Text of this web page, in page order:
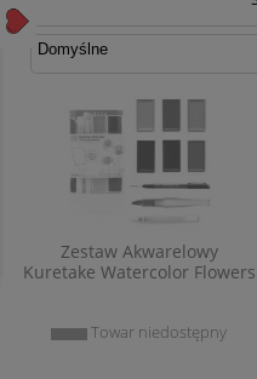
Zestaw Akwarelowy
Kuretake Watercolor Flowers
Towar niedostępny